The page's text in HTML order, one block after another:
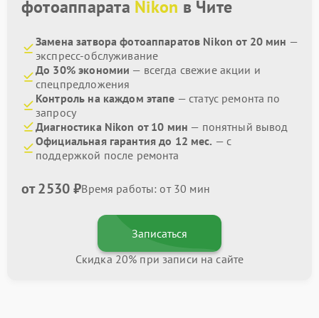
фотоаппарата Nikon в Чите
Замена затвора фотоаппаратов Nikon от 20 мин —
экспресс-обслуживание
До 30% экономии — всегда свежие акции и
спецпредложения
Контроль на каждом этапе — статус ремонта по
запросу
Диагностика Nikon от 10 мин — понятный вывод
Официальная гарантия до 12 мес. — с
поддержкой после ремонта
от 2530 ₽Время работы: от 30 мин
Записаться
Скидка 20% при записи на сайте